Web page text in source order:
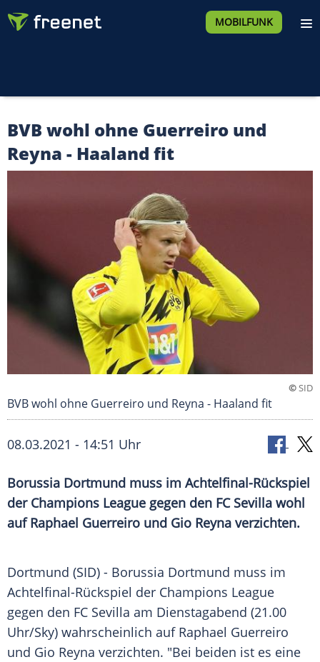
MOBILFUNK
BVB wohl ohne Guerreiro und
Reyna - Haaland fit
©SID
BVB wohl ohne Guerreiro und Reyna - Haaland fit
08.03.2021 - 14:51 Uhr
Borussia Dortmund muss im Achtelfinal-Rückspiel
der Champions League gegen den FC Sevilla wohl
aufRaphael Guerreiro und Gio Reyna verzichten.
Dortmund (SID) - Borussia Dortmund muss im
Achtelfinal-Rückspiel der Champions League
gegen den FC Sevilla am Dienstagabend (21.00
Uhr/Sky) wahrscheinlich auf Raphael Guerreiro
und Gio Reyna verzichten. "Bei beiden ist es eine